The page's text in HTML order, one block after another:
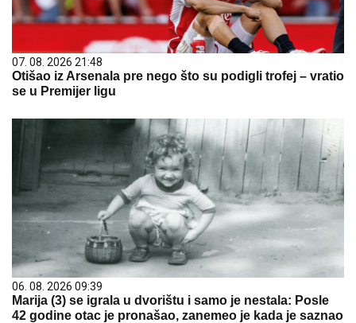
07. 08. 2026 21:48
Otišao iz Arsenala pre nego što su podigli trofej – vratio
se u Premijer ligu
06. 08. 2026 09:39
Marija (3) se igrala u dvorištu i samo je nestala: Posle
42 godine otac je pronašao, zanemeo je kada je saznao